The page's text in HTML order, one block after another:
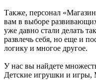
Также, персонал
вам в выборе
уже давно стали делать
развлечь себя, но еще и
логику и многое другое.
У нас вы найдете
Детские игрушки и игры,